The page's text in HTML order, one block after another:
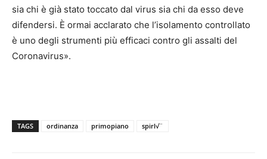
sia chi è già stato toccato dal virus sia chi da esso deve
difendersi. È ormai acclarato che l’isolamento controllato
è uno degli strumenti più efficaci contro gli assalti del
Coronavirus».
TAGS ordinanza primopiano spirl√¨